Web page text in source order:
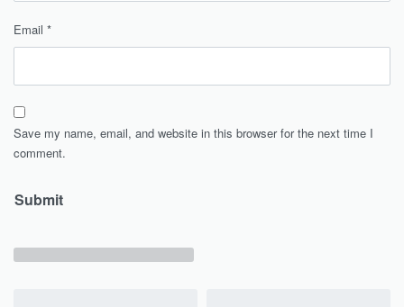
Email *
Save my name, email, and website in this browser for the next time I
comment.